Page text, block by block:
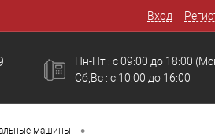
Вход
Пн-Пт : с 09:00 до 18:00
Сб,Вс : c 10:00 до 16:00
машины •